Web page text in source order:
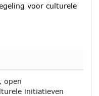
voor culturele
open
initiatieven